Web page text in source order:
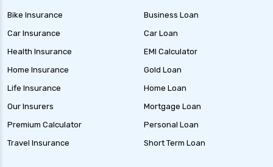
Bike Insurance
Car Insurance
Health Insurance
Home Insurance
Life Insurance
Our Insurers
Premium Calculator
Travel Insurance
Business Loan
Car Loan
EMI Calculator
Gold Loan
Home Loan
Mortgage Loan
Personal Loan
Short Term Loan